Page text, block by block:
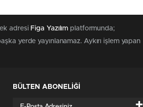
adresi Figa Yazılım platformunda;
yerde yayınlanamaz. Aykırı işlem yapan
BÜLTEN ABONELİĞİ